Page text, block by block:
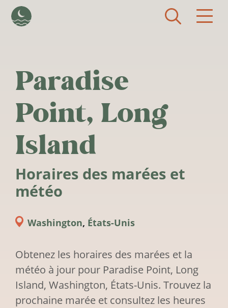
Paradise
Point, Long
Island
Horaires des marées et
météo
Washington, États-Unis
Obtenez les horaires des marées et la
météo à jour pour Paradise Point, Long
Island, Washington, États-Unis. Trouvez la
prochaine marée et consultez les heures